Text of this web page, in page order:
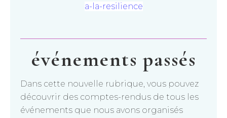
a-la-resilience
événements passés
Dans cette nouvelle rubrique, vous pouvez
découvrir des comptes-rendus de tous les
événements que nous avons organisés